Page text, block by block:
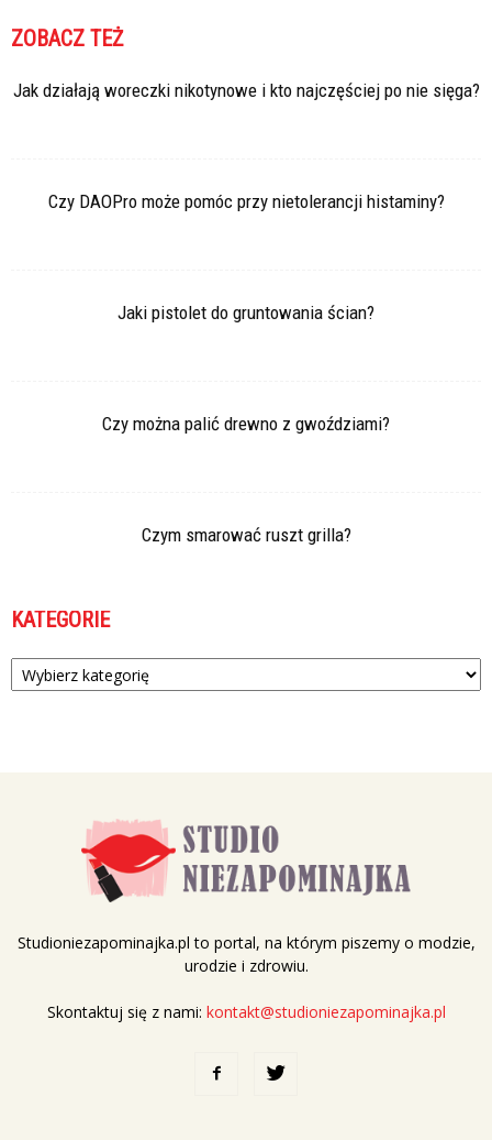
ZOBACZ TEŻ
Jak działają woreczki nikotynowe i kto najczęściej po nie sięga?
Czy DAOPro może pomóc przy nietolerancji histaminy?
Jaki pistolet do gruntowania ścian?
Czy można palić drewno z gwoździami?
Czym smarować ruszt grilla?
KATEGORIE
Kategorie
Studioniezapominajka.pl to portal, na którym piszemy o modzie,
urodzie i zdrowiu.
Skontaktuj się z nami: kontakt@studioniezapominajka.pl